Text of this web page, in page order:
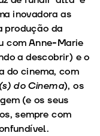
inovadora as
produção da
com Anne-Marie
a descobrir) e o
do cinema, com
do Cinema), os
(e os seus
sempre com